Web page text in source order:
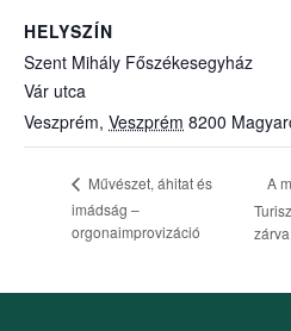
HELYSZÍN
Szent Mihály Főszékesegyház
Vár utca
Veszprém, Veszprém 8200
Művészet, áhitat és
imádság –
orgonaimprovizáció
A
zárva